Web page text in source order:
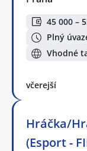
45 000 –
Plný
Vhodné
včerejší
Hráčka/
(Esport -